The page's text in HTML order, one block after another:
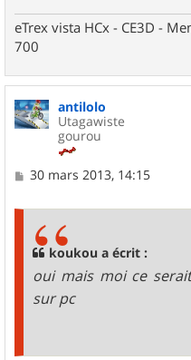
eTrex vista HCx - CE3D -
700
antilolo
Utagawiste
gourou
M
30 mars 2013, 14:15
koukou a écrit :
oui mais moi ce
sur pc